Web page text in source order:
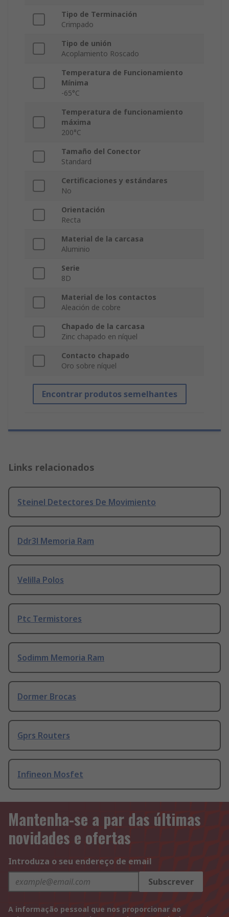
Tipo de Terminación
Crimpado
Tipo de unión
Acoplamiento Roscado
Temperatura de Funcionamiento
Mínima
-65°C
Temperatura de funcionamiento
máxima
200°C
Tamaño del Conector
Standard
Certificaciones y estándares
No
Orientación
Recta
Material de la carcasa
Aluminio
Serie
8D
Material de los contactos
Aleación de cobre
Chapado de la carcasa
Zinc chapado en níquel
Contacto chapado
Oro sobre níquel
Encontrar produtos semelhantes
Links relacionados
Steinel Detectores De Movimiento
Ddr3l Memoria Ram
Velilla Polos
Ptc Termistores
Sodimm Memoria Ram
Dormer Brocas
Gprs Routers
Infineon Mosfet
Mantenha-se a par das últimas
novidades e ofertas
Introduza o seu endereço de email
Subscrever
A informação pessoal que nos proporcionar ao